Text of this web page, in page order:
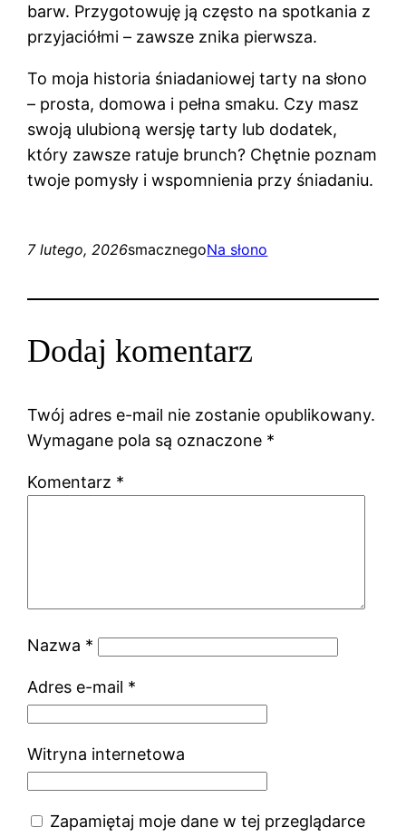
barw. Przygotowuję ją często na spotkania z
przyjaciółmi – zawsze znika pierwsza.
To moja historia śniadaniowej tarty na słono
– prosta, domowa i pełna smaku. Czy masz
swoją ulubioną wersję tarty lub dodatek,
który zawsze ratuje brunch? Chętnie poznam
twoje pomysły i wspomnienia przy śniadaniu.
7 lutego, 2026smacznegoNa słono
Dodaj komentarz
Twój adres e-mail nie zostanie opublikowany.
Wymagane pola są oznaczone *
Komentarz *
Nazwa *
Adres e-mail *
Witryna internetowa
Zapamiętaj moje dane w tej przeglądarce